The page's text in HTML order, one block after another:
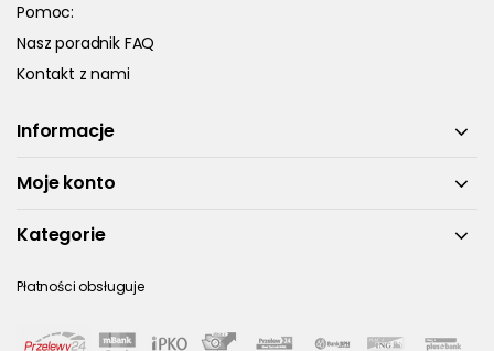
Pomoc:
Nasz poradnik FAQ
Kontakt z nami
Informacje
Moje konto
Kategorie
Płatności obsługuje